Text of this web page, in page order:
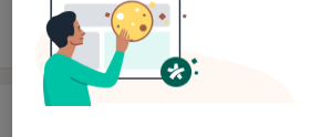
Ceník Adresy